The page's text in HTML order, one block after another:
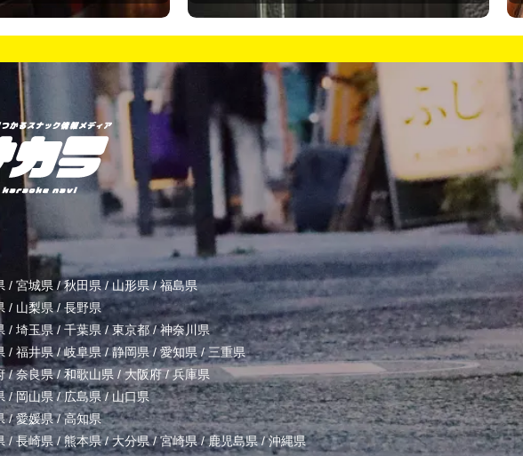
/ 宮城県 /秋田県 /山形県/福島県
/ 山梨県/長野県
/ 埼玉県/ 千葉県 /東京都/神奈川県
/ 福井県/岐阜県/静岡県/ 愛知県 / 三重県
/奈良県/和歌山県 /大阪府/兵庫県
/岡山県/広島県/山口県
/愛媛県/高知県
/長崎県 /熊本県/大分県/宮崎県/鹿児島県/沖縄県